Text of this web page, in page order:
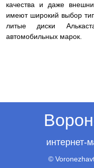
качества и даже
имеют широкий выбор
литые диски
автомобильных марок.
интернет-
©